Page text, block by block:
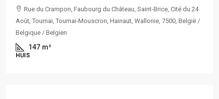
Rue du Crampon, Faubourg du Château, Saint-Brice, Cité du 24
Août, Tournai, Tournai-Mouscron, Hainaut, Wallonie, 7500, België /
Belgique / Belgien
147 m²
HUIS